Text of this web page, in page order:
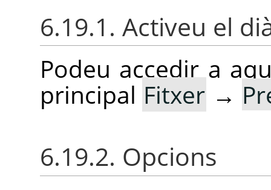
6.19.1. Activeu el
Podeu accedir a
principal Fitxer →
6.19.2. Opcions